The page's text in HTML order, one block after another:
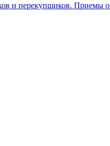
и перекупщиков. Приемы